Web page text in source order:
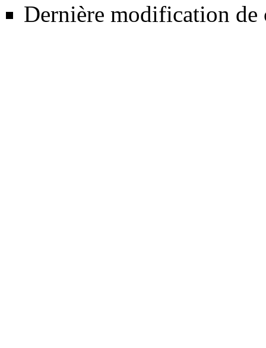
Dernière modification de